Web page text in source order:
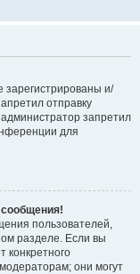
и/
отправку
запретил
для
пользователей,
разделе. Если вы
конкретного
они могут